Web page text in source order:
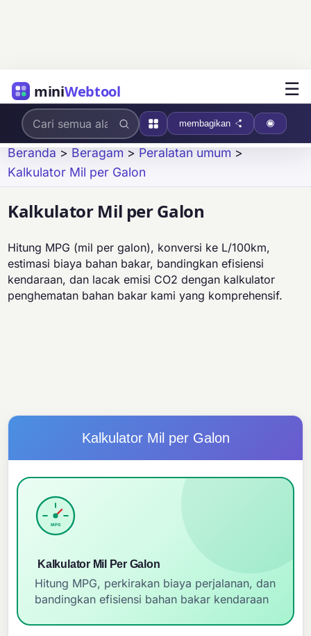
miniWebtool ☰
membagikan
Beranda > Beragam > Peralatan umum >
Kalkulator Mil per Galon
Kalkulator Mil per Galon
Hitung MPG (mil per galon), konversi ke L/100km,
estimasi biaya bahan bakar, bandingkan efisiensi
kendaraan, dan lacak emisi CO2 dengan kalkulator
penghematan bahan bakar kami yang komprehensif.
Kalkulator Mil per Galon
MPG
Kalkulator Mil Per Galon
Hitung MPG, perkirakan biaya perjalanan, dan
bandingkan efisiensi bahan bakar kendaraan